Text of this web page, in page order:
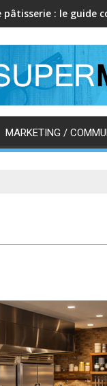
: le guide
MARKETING /